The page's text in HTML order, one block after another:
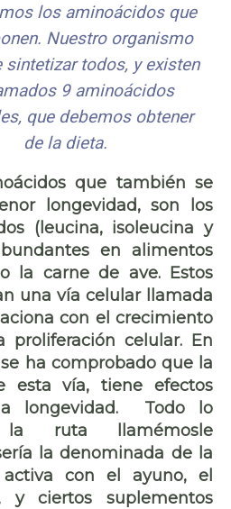
los aminoácidos que
Nuestro organismo
sintetizar todos, y existen
9 aminoácidos
que debemos obtener
de la dieta.
que también se
longevidad, son los
(leucina, isoleucina y
en alimentos
o la carne de ave. Estos
una vía celular llamada
con el crecimiento
celular. En
ha comprobado que la
esta vía, tiene efectos
longevidad. Todo lo
ruta llamémosle
la denominada de la
con el ayuno, el
y ciertos suplementos